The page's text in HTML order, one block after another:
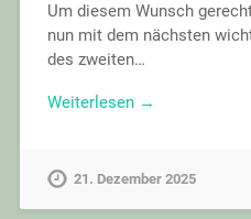
Um diesem Wunsch
nun mit dem nächsten
des zweiten…
Weiterlesen →
21. Dezember 2025